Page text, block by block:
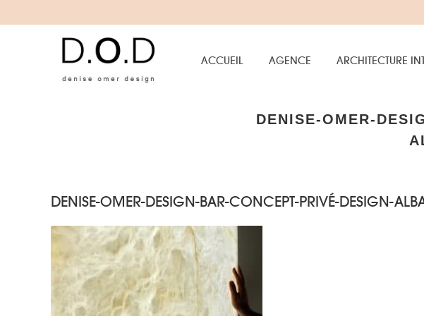
ACCUEIL AGENCE ARCHITECTURE
DENISE-OMER-
DENISE-OMER-DESIGN-BAR-CONCEPT-PRIVÉ-DESIGN-